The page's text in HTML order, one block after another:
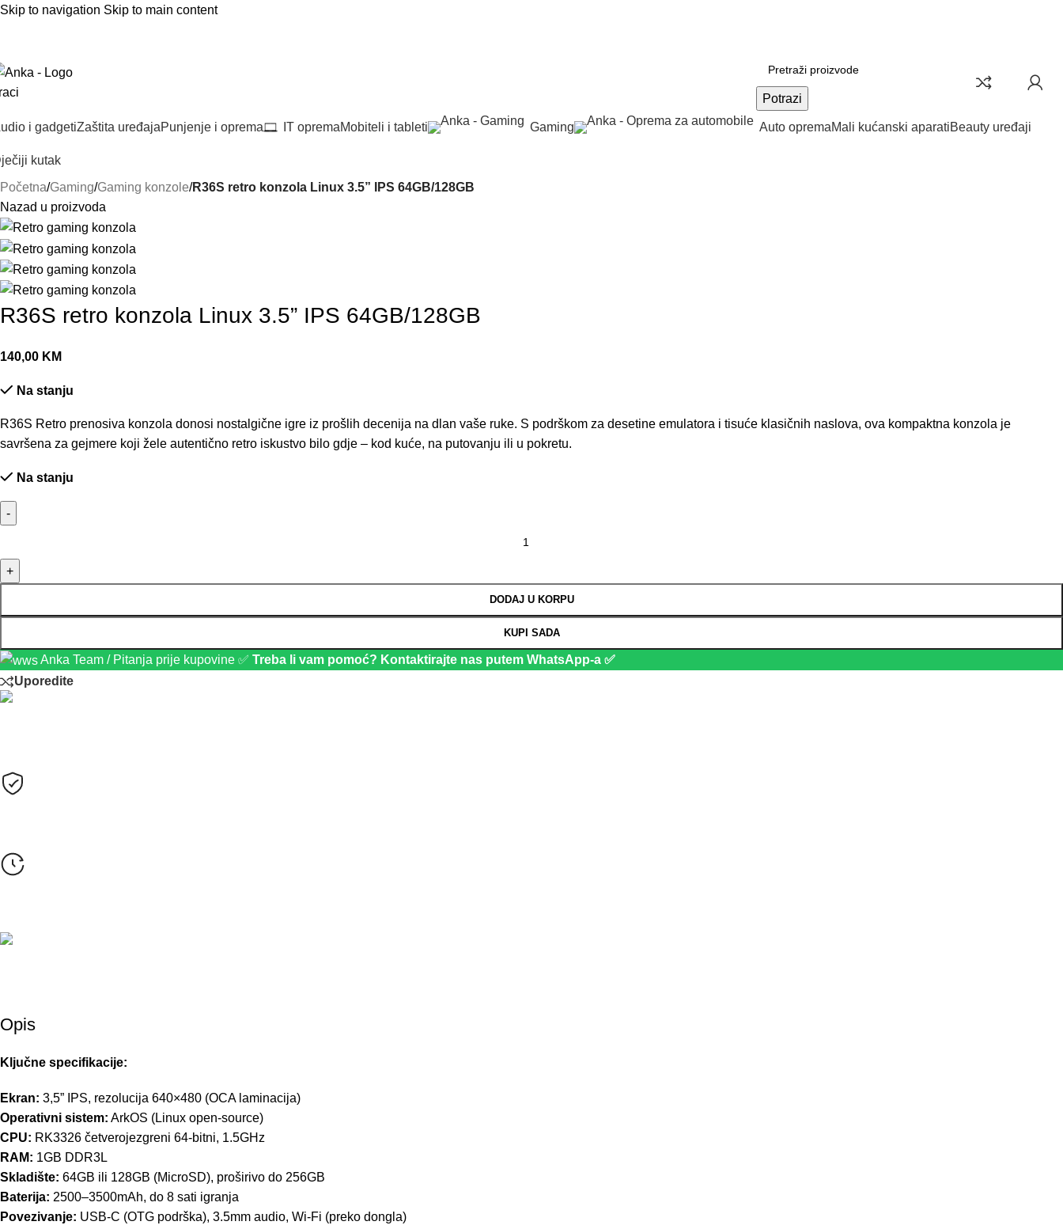
Skip to navigation Skip to main content
Potrazi
i gadgetiZaštita uređajaPunjenje i oprema IT opremaMobiteli i tableti Gaming Auto opremaMali kućanski aparatiBeauty uređaji
kutak
Početna/Gaming/Gaming konzole/R36S retro konzola Linux 3.5” IPS 64GB/128GB
Nazad u proizvoda
R36S retro konzola Linux 3.5” IPS 64GB/128GB
140,00 KM
Na stanju
R36S Retro prenosiva konzola donosi nostalgične igre iz prošlih decenija na dlan vaše ruke. S podrškom za desetine emulatora i tisuće klasičnih naslova, ova kompaktna konzola je
savršena za gejmere koji žele autentično retro iskustvo bilo gdje – kod kuće, na putovanju ili u pokretu.
Na stanju
-
+
DODAJ U KORPU
KUPI SADA
Anka Team / Pitanja prije kupovine ✅ Treba li vam pomoć? Kontaktirajte nas putem WhatsApp-a ✅
Uporedite
Opis
Ključne specifikacije:
Ekran: 3,5” IPS, rezolucija 640×480 (OCA laminacija)
Operativni sistem: ArkOS (Linux open-source)
CPU: RK3326 četverojezgreni 64-bitni, 1.5GHz
RAM: 1GB DDR3L
Skladište: 64GB ili 128GB (MicroSD), proširivo do 256GB
Baterija: 2500–3500mAh, do 8 sati igranja
Povezivanje: USB-C (OTG podrška), 3.5mm audio, Wi-Fi (preko dongla)